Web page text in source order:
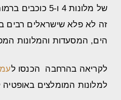
של מלונות 4 ו-5
זה לא פלא שישראלים רבים
הים, המסעדות והמלונות
לקריאה בהרחבה הכנסו ל
למלונות המומלצים באופטיה